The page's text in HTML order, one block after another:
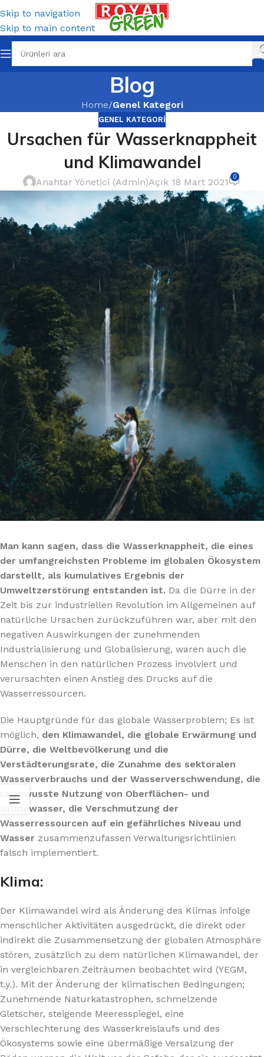
Skip to navigation
Skip to main content
Blog
Home/Genel Kategori
GENEL KATEGORI
Ursachen für Wasserknappheit
und Klimawandel
Anahtar Yönetici (Admin)Açık 18 Mart 2021 0
Man kann sagen, dass die Wasserknappheit, die eines
der umfangreichsten Probleme im globalen Ökosystem
darstellt, als kumulatives Ergebnis der
Umweltzerstörung entstanden ist. Da die Dürre in der
Zeit bis zur industriellen Revolution im Allgemeinen auf
natürliche Ursachen zurückzuführen war, aber mit den
negativen Auswirkungen der zunehmenden
Industrialisierung und Globalisierung, waren auch die
Menschen in den natürlichen Prozess involviert und
verursachten einen Anstieg des Drucks auf die
Wasserressourcen.
Die Hauptgründe für das globale Wasserproblem; Es ist
möglich, den Klimawandel, die globale Erwärmung und
Dürre, die Weltbevölkerung und die
Verstädterungsrate, die Zunahme des sektoralen
Wasserverbrauchs und der Wasserverschwendung, die
unbewusste Nutzung von Oberflächen- und
Grundwasser, die Verschmutzung der
Wasserressourcen auf ein gefährliches Niveau und
Wasser zusammenzufassen Verwaltungsrichtlinien
falsch implementiert.
Klima:
Der Klimawandel wird als Änderung des Klimas infolge
menschlicher Aktivitäten ausgedrückt, die direkt oder
indirekt die Zusammensetzung der globalen Atmosphäre
stören, zusätzlich zu dem natürlichen Klimawandel, der
in vergleichbaren Zeiträumen beobachtet wird (YEGM,
t.y.). Mit der Änderung der klimatischen Bedingungen;
Zunehmende Naturkatastrophen, schmelzende
Gletscher, steigende Meeresspiegel, eine
Verschlechterung des Wasserkreislaufs und des
Ökosystems sowie eine übermäßige Versalzung der